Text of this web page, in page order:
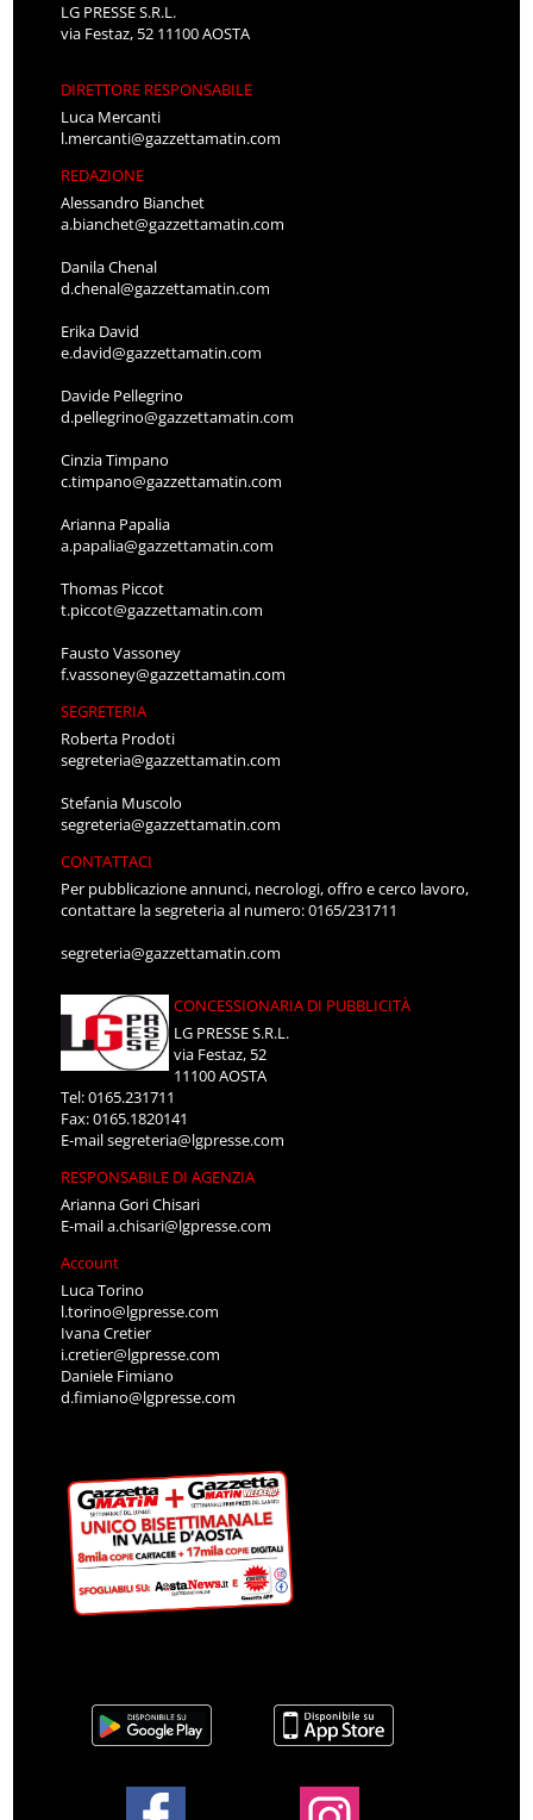
LG PRESSE S.R.L.
via Festaz, 52 11100 AOSTA
DIRETTORE RESPONSABILE
Luca Mercanti
l.mercanti@gazzettamatin.com
REDAZIONE
Alessandro Bianchet
a.bianchet@gazzettamatin.com
Danila Chenal
d.chenal@gazzettamatin.com
Erika David
e.david@gazzettamatin.com
Davide Pellegrino
d.pellegrino@gazzettamatin.com
Cinzia Timpano
c.timpano@gazzettamatin.com
Arianna Papalia
a.papalia@gazzettamatin.com
Thomas Piccot
t.piccot@gazzettamatin.com
Fausto Vassoney
f.vassoney@gazzettamatin.com
SEGRETERIA
Roberta Prodoti
segreteria@gazzettamatin.com
Stefania Muscolo
segreteria@gazzettamatin.com
CONTATTACI
Per pubblicazione annunci, necrologi, offro e cerco lavoro,
contattare la segreteria al numero: 0165/231711
segreteria@gazzettamatin.com
CONCESSIONARIA DI PUBBLICITÀ
LG PRESSE S.R.L.
via Festaz, 52
11100 AOSTA
Tel: 0165.231711
Fax: 0165.1820141
E-mailsegreteria@lgpresse.com
RESPONSABILE DI AGENZIA
Arianna Gori Chisari
E-maila.chisari@lgpresse.com
Account
Luca Torino
l.torino@lgpresse.com
Ivana Cretier
i.cretier@lgpresse.com
Daniele Fimiano
d.fimiano@lgpresse.com